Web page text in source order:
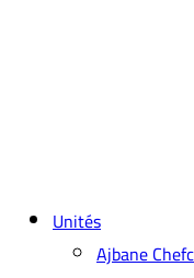
Unités
Ajbane